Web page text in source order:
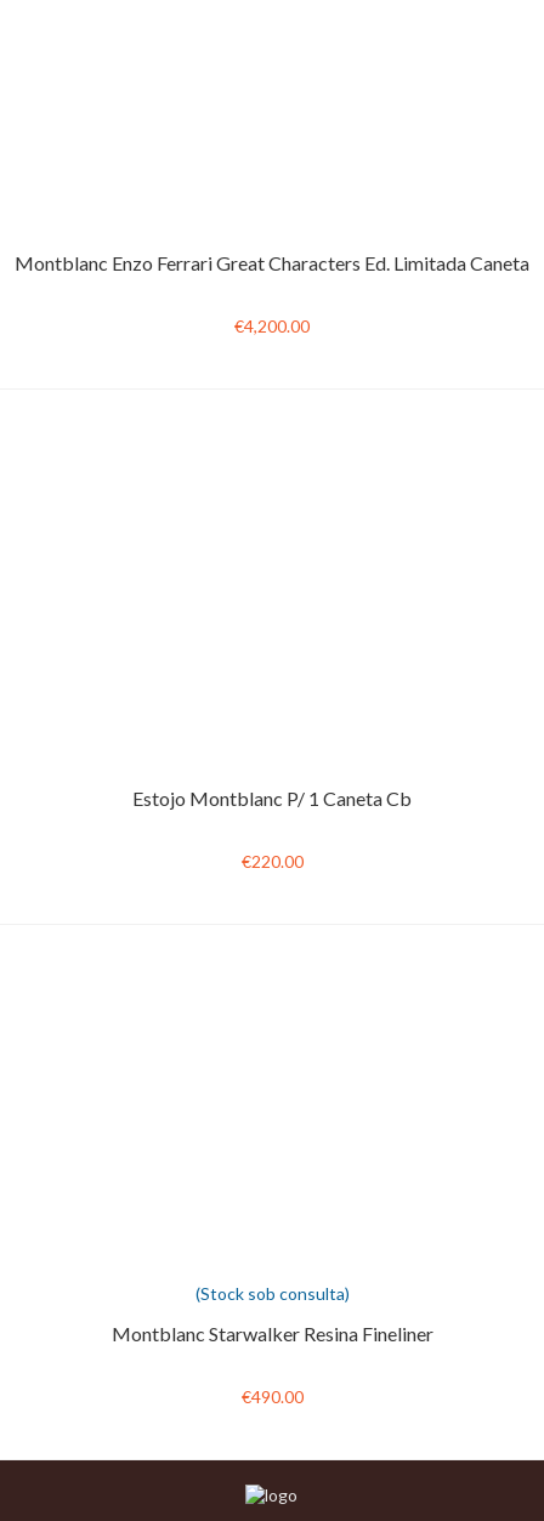
Montblanc Enzo Ferrari Great Characters Ed. Limitada Caneta
€4,200.00
Estojo Montblanc P/ 1 Caneta Cb
€220.00
(Stock sob consulta)
Montblanc Starwalker Resina Fineliner
€490.00